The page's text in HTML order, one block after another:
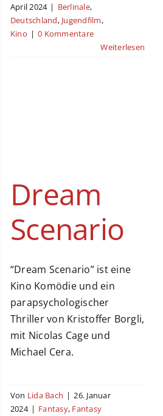
April 2024 | Berlinale,
Deutschland, Jugendfilm,
Kino | 0 Kommentare
Weiterlesen
Dream
Scenario
“Dream Scenario” ist eine
Kino Komödie und ein
parapsychologischer
Thriller von Kristoffer Borgli,
mit Nicolas Cage und
Michael Cera.
Von Lida Bach | 26. Januar
2024 | Fantasy, Fantasy